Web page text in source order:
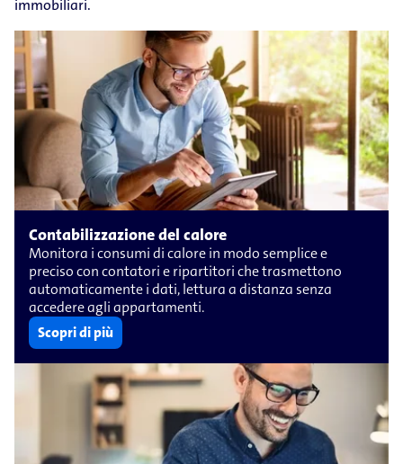
immobiliari.
Contabilizzazione del calore
Monitora i consumi di calore in modo semplice e
preciso con contatori e ripartitori che trasmettono
automaticamente i dati, lettura a distanza senza
accedere agli appartamenti.
Scopri di più